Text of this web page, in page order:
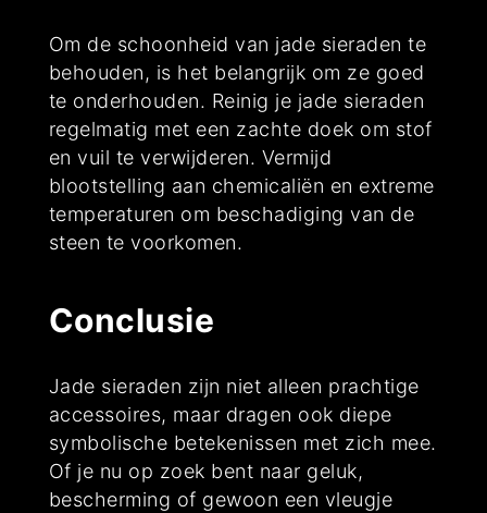
Om de schoonheid van jade sieraden te
behouden, is het belangrijk om ze goed
te onderhouden. Reinig je jade sieraden
regelmatig met een zachte doek om stof
en vuil te verwijderen. Vermijd
blootstelling aan chemicaliën en extreme
temperaturen om beschadiging van de
steen te voorkomen.
Conclusie
Jade sieraden zijn niet alleen prachtige
accessoires, maar dragen ook diepe
symbolische betekenissen met zich mee.
Of je nu op zoek bent naar geluk,
bescherming of gewoon een vleugje